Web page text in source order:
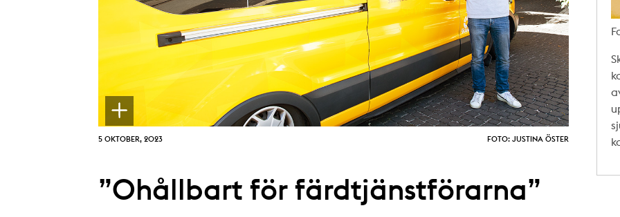
5 OKTOBER, 2023 FOTO: JUSTINA ÖSTER
”Ohållbart för färdtjänstförarna”